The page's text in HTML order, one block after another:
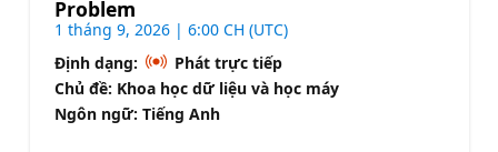
Problem
1 tháng 9, 2026 | 6:00 CH (UTC)
Định dạng:
Phát trực tiếp
Chủ đề: Khoa học dữ liệu và học máy
Ngôn ngữ: Tiếng Anh